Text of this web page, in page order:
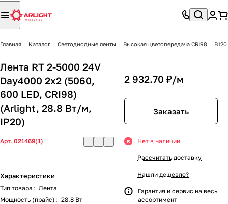
Главная Каталог Светодиодные ленты Высокая цветопередача CRI98
Лента RT 2-5000 24V
Day4000 2x2 (5060,
600 LED, CRI98)
(Arlight, 28.8 Вт/м,
IP20)
Арт. 021469(1)
Характеристики
Тип товара : Лента
Мощность (прайс) : 28.8 Вт
2 932.70 ₽/м
Заказать
Нет в наличии
Рассчитать доставку
Нашли дешевле?
Гарантия и сервис на весь
ассортимент